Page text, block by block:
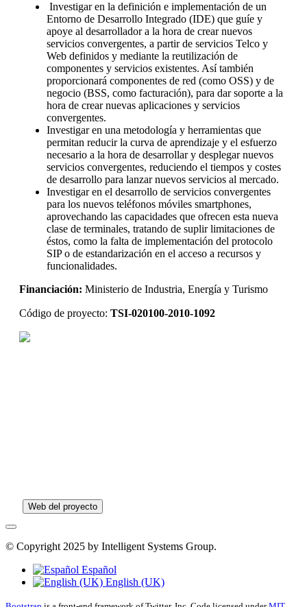
Investigar en la definición e implementación de un
Entorno de Desarrollo Integrado (IDE) que guíe y
apoye al desarrollador a la hora de crear nuevos
servicios convergentes, a partir de servicios Telco y
Web definidos y mediante la reutilización de
componentes y servicios existentes. Así también
proporcionará componentes de red (como OSS) y de
negocio (BSS, como facturación), para dar soporte a la
hora de crear nuevas aplicaciones y servicios
convergentes.
Investigar en una metodología y herramientas que
permitan reducir la curva de aprendizaje y el esfuerzo
necesario a la hora de desarrollar y desplegar nuevos
servicios convergentes, reduciendo el tiempos y costes
de desarrollo para lanzar nuevos servicios al mercado.
Investigar en el desarrollo de servicios convergentes
para los nuevos teléfonos móviles smartphones,
aprovechando las capacidades que ofrecen esta nueva
clase de terminales, tratando de suplir limitaciones de
éstos, como la falta de implementación del protocolo
SIP o de estandarización en el acceso a recursos y
funcionalidades.
Financiación: Ministerio de Industria, Energía y Turismo
Código de proyecto: TSI-020100-2010-1092
Web del proyecto
© Copyright 2025 by Intelligent Systems Group.
Español
English (UK)